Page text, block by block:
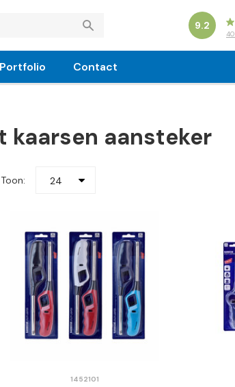
9.2
40
Portfolio Contact
kaarsen aansteker
Toon: 24
1452101